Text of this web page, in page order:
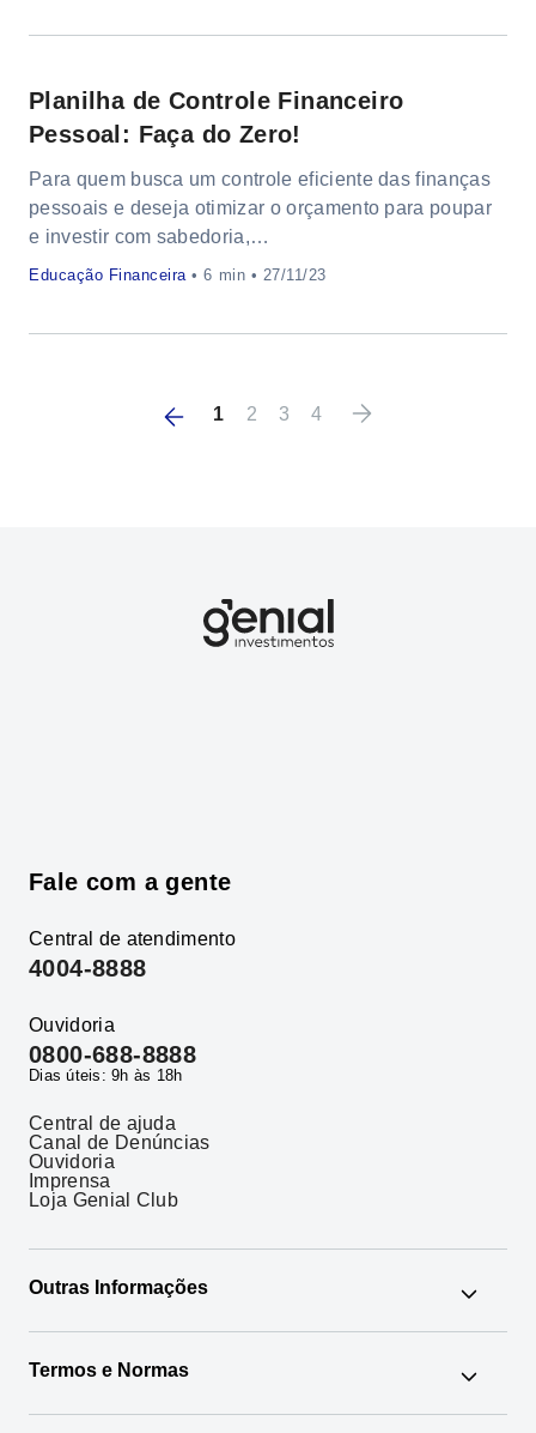
Planilha de Controle Financeiro
Pessoal: Faça do Zero!
Para quem busca um controle eficiente das finanças
pessoais e deseja otimizar o orçamento para poupar
e investir com sabedoria,…
Educação Financeira• • 27/11/23
1 2 3 4
Fale com a gente
Central de atendimento
4004-8888
Ouvidoria
0800-688-8888
Dias úteis: 9h às 18h
Central de ajuda
Canal de Denúncias
Ouvidoria
Imprensa
Loja Genial Club
Outras Informações
Google News
Os Mais Buscados
Administração Fiduciária
Termos e Normas